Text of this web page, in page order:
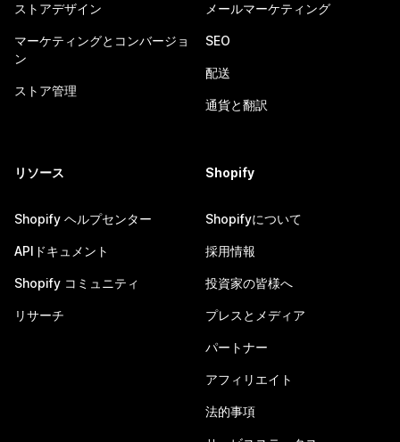
ストアデザイン
マーケティングとコンバージョ
ン
ストア管理
メールマーケティング
SEO
配送
通貨と翻訳
リソース
Shopify ヘルプセンター
APIドキュメント
Shopify コミュニティ
リサーチ
Shopify
Shopifyについて
採用情報
投資家の皆様へ
プレスとメディア
パートナー
アフィリエイト
法的事項